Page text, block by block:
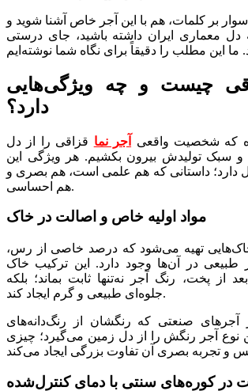
بر کلمات، هم با این آجر خاص آشنا شوید و
معماری ایران داشته باشید، جای درستی
چیست و چه ویژگی‌هایی
دارد؟
که شخصیت واقعی آجر نما قزاقی را از دل
و سبک تولیدش بیرون بکشیم. هر ویژگی این
دارد؛ داستانی که هم علمی است، هم بصری و
هم احساسی.
مواد اولیه خاص و اصالت در خاک
خاک‌هایی تهیه می‌شود که درصد خاصی از رس،
طبیعی در آن‌ها وجود دارد. این ترکیب خاک
از پخت، رنگ آجر نه‌تنها ثابت بماند؛ بلکه
جلوه‌ای طبیعی و گرم ایجاد کند.
آجرهای صنعتی که رنگشان از رنگ‌دانه‌های
نوع آجر رنگش را از دل زمین می‌گیرد؛ چیزی
در کوره‌های سنتی با دمای کنترل‌شده